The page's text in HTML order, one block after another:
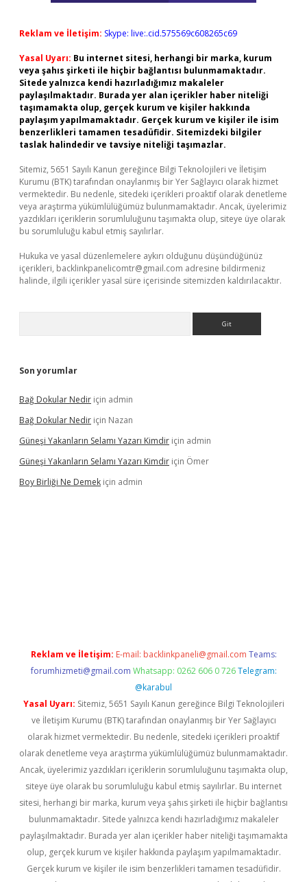
Reklam ve İletişim: Skype: live:.cid.575569c608265c69
Yasal Uyarı: Bu internet sitesi, herhangi bir marka, kurum
veya şahıs şirketi ile hiçbir bağlantısı bulunmamaktadır.
Sitede yalnızca kendi hazırladığımız makaleler
paylaşılmaktadır. Burada yer alan içerikler haber niteliği
taşımamakta olup, gerçek kurum ve kişiler hakkında
paylaşım yapılmamaktadır. Gerçek kurum ve kişiler ile isim
benzerlikleri tamamen tesadüfidir. Sitemizdeki bilgiler
taslak halindedir ve tavsiye niteliği taşımazlar.
Sitemiz, 5651 Sayılı Kanun gereğince Bilgi Teknolojileri ve İletişim
Kurumu (BTK) tarafından onaylanmış bir Yer Sağlayıcı olarak hizmet
vermektedir. Bu nedenle, sitedeki içerikleri proaktif olarak denetleme
veya araştırma yükümlülüğümüz bulunmamaktadır. Ancak, üyelerimiz
yazdıkları içeriklerin sorumluluğunu taşımakta olup, siteye üye olarak
bu sorumluluğu kabul etmiş sayılırlar.
Hukuka ve yasal düzenlemelere aykırı olduğunu düşündüğünüz
içerikleri, backlinkpanelicomtr@gmail.com adresine bildirmeniz
halinde, ilgili içerikler yasal süre içerisinde sitemizden kaldırılacaktır.
Son yorumlar
Bağ Dokular Nedir için admin
Bağ Dokular Nedir için Nazan
Güneşi Yakanların Selamı Yazarı Kimdir için admin
Güneşi Yakanların Selamı Yazarı Kimdir için Ömer
Boy Birliği Ne Demek için admin
Reklam ve İletişim: E-mail: backlinkpaneli@gmail.com Teams:
forumhizmeti@gmail.com Whatsapp: 0262 606 0 726 Telegram:
@karabul
Yasal Uyarı: Sitemiz, 5651 Sayılı Kanun gereğince Bilgi Teknolojileri
ve İletişim Kurumu (BTK) tarafından onaylanmış bir Yer Sağlayıcı
olarak hizmet vermektedir. Bu nedenle, sitedeki içerikleri proaktif
olarak denetleme veya araştırma yükümlülüğümüz bulunmamaktadır.
Ancak, üyelerimiz yazdıkları içeriklerin sorumluluğunu taşımakta olup,
siteye üye olarak bu sorumluluğu kabul etmiş sayılırlar. Bu internet
sitesi, herhangi bir marka, kurum veya şahıs şirketi ile hiçbir bağlantısı
bulunmamaktadır. Sitede yalnızca kendi hazırladığımız makaleler
paylaşılmaktadır. Burada yer alan içerikler haber niteliği taşımamakta
olup, gerçek kurum ve kişiler hakkında paylaşım yapılmamaktadır.
Gerçek kurum ve kişiler ile isim benzerlikleri tamamen tesadüfidir.